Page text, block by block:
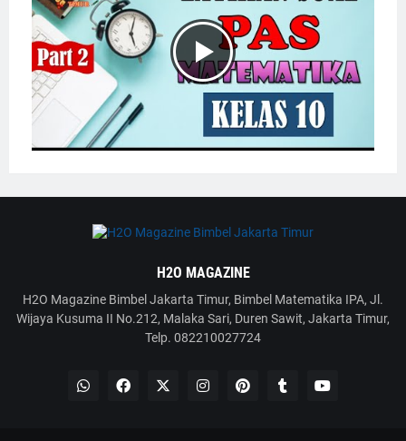
H2O MAGAZINE
H2O Magazine Bimbel Jakarta Timur, Bimbel Matematika IPA, Jl.
Wijaya Kusuma II No.212, Malaka Sari, Duren Sawit, Jakarta Timur,
Telp. 082210027724